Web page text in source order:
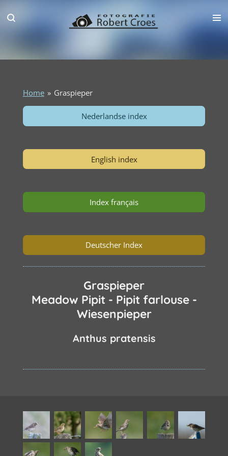
direct
Home » Graspieper
Nederlandse index
English index
Index français
Deutscher Index
Graspieper
Meadow Pipit - Pipit farlouse -
Wiesenpieper
Anthus pratensis